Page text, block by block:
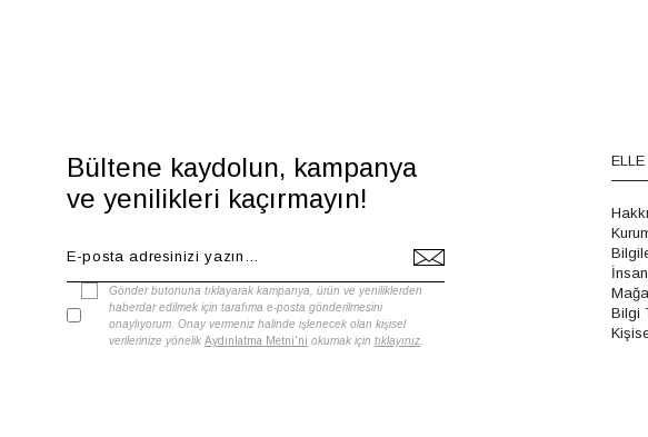
Bültene kaydolun, kampanya
ve yenilikleri kaçırmayın!
Gönder butonuna tıklayarak kampanya, ürün ve yeniliklerden
haberdar edilmek için tarafıma e-posta gönderilmesini
onaylıyorum. Onay vermeniz halinde işlenecek olan kişisel
verilerinize yönelik Aydınlatma Metni'ni okumak için tıklayınız
ELLE
Bilgi